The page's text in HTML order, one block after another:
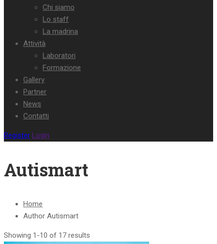
Chi siamo
Lo staff
La madrina
Attività
Laboratori
Formazione
Gallery
Partner
News
Contatti
Register Login
Autismart
Home
Author Autismart
Showing 1-10 of 17 results